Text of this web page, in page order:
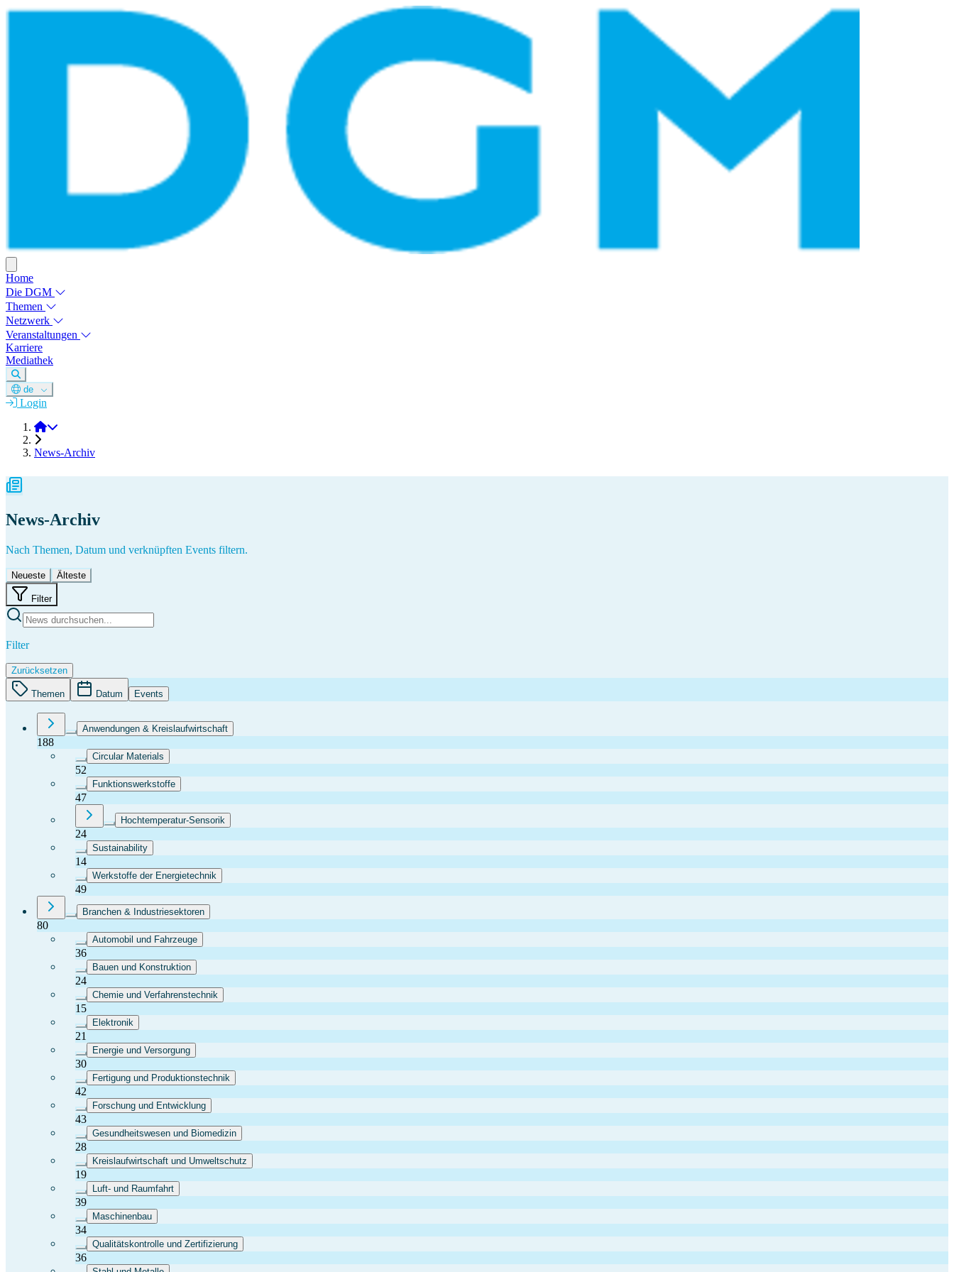
Home
Die DGM
Themen
Netzwerk
Veranstaltungen
Karriere
Mediathek
de
Login
DGM e.V.
News-Archiv
News-Archiv
Nach Themen, Datum und verknüpften Events filtern.
Neueste Älteste
Filter
Filter
Zurücksetzen
Themen Datum Events
Anwendungen & Kreislaufwirtschaft
188
Circular Materials
52
Funktionswerkstoffe
47
Hochtemperatur-Sensorik
24
Sustainability
14
Werkstoffe der Energietechnik
49
Branchen & Industriesektoren
80
Automobil und Fahrzeuge
36
Bauen und Konstruktion
24
Chemie und Verfahrenstechnik
15
Elektronik
21
Energie und Versorgung
30
Fertigung und Produktionstechnik
42
Forschung und Entwicklung
43
Gesundheitswesen und Biomedizin
28
Kreislaufwirtschaft und Umweltschutz
19
Luft- und Raumfahrt
39
Maschinenbau
34
Qualitätskontrolle und Zertifizierung
36